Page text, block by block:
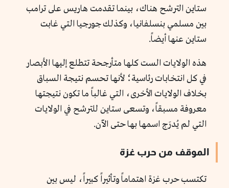
ستاين الترشح هناك، بينما تقدمت هاريس على ترامب
بين مسلمي بنسلفانيا، وكذلك جورجيا التي غابت
ستاين عنها أيضاً.
هذه الولايات الست كلها متأرجحة تتطلع إليها الأبصار
في كل انتخابات رئاسية؛ لأنها تحسم نتيجة السباق
بخلاف الولايات الأخرى، التي غالباً ما تكون نتيجتها
معروفة مسبقاً، وتسعى ستاين للترشح في الولايات
التي لم يُدرَج اسمها بها حتى الآن.
الموقف من حرب غزة
تكتسب حرب غزة اهتماماً وتأثيراً كبيراً، ليس بين